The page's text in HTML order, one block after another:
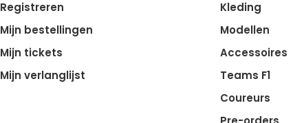
Registreren
Mijn bestellingen
Mijn tickets
Mijn verlanglijst
Kleding
Modellen
Accessoires
Teams F1
Coureurs